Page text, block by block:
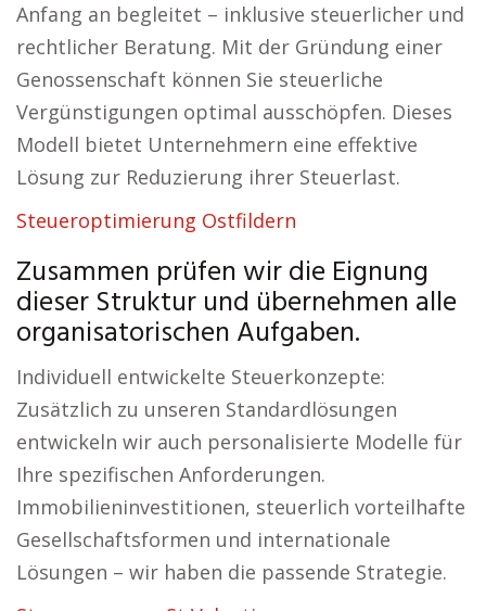
Anfang an begleitet – inklusive steuerlicher und
rechtlicher Beratung. Mit der Gründung einer
Genossenschaft können Sie steuerliche
Vergünstigungen optimal ausschöpfen. Dieses
Modell bietet Unternehmern eine effektive
Lösung zur Reduzierung ihrer Steuerlast.
Steueroptimierung Ostfildern
Zusammen prüfen wir die Eignung
dieser Struktur und übernehmen alle
organisatorischen Aufgaben.
Individuell entwickelte Steuerkonzepte:
Zusätzlich zu unseren Standardlösungen
entwickeln wir auch personalisierte Modelle für
Ihre spezifischen Anforderungen.
Immobilieninvestitionen, steuerlich vorteilhafte
Gesellschaftsformen und internationale
Lösungen – wir haben die passende Strategie.